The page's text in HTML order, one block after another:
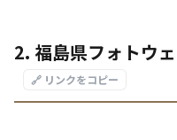
2. 福島県フォトウ
🔗 リンクをコピー